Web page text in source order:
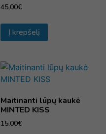
45,00€
Į krepšelį
Maitinanti lūpų kaukė
MINTED KISS
15,00€